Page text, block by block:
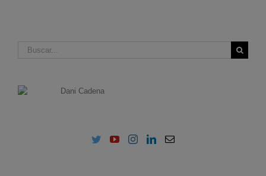
Buscar: